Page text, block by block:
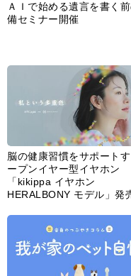
ＡＩで始める遺言を書く
備セミナー開催
脳の健康習慣をサポート
ープンイヤー型イヤホン
「kikippa イヤホン
HERALBONY モデル」発